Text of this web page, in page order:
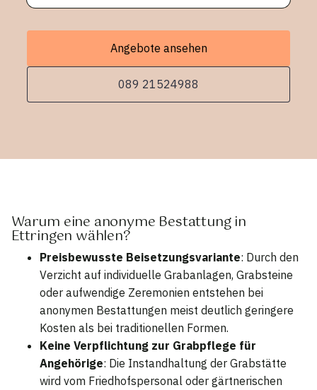
Angebote ansehen
089 21524988
Warum eine anonyme Bestattung in
Ettringen wählen?
Preisbewusste Beisetzungsvariante: Durch den
Verzicht auf individuelle Grabanlagen, Grabsteine
oder aufwendige Zeremonien entstehen bei
anonymen Bestattungen meist deutlich geringere
Kosten als bei traditionellen Formen.
Keine Verpflichtung zur Grabpflege für
Angehörige: Die Instandhaltung der Grabstätte
wird vom Friedhofspersonal oder gärtnerischen